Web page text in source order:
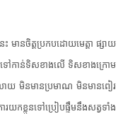
មានចិត្ត​ប្រកបដោយ​មេត្តា ផ្សាយ​
កាន់​ទិស​ខាងលើ ទិស​ខាងក្រោម
ាយ មិន​មាន​ប្រមាណ មិន​មាន​ពៀរ
យក​ខ្លួន​ទៅ​ប្រៀបផ្ទឹម​នឹង​សត្វ​ទាំង